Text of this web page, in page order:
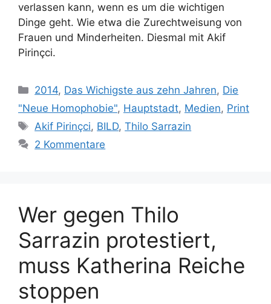
verlassen kann, wenn es um die wichtigen
Dinge geht. Wie etwa die Zurechtweisung von
Frauen und Minderheiten. Diesmal mit Akif
Pirinçci.
Kategorien
2014, Das Wichigste aus zehn Jahren, Die
"Neue Homophobie", Hauptstadt, Medien, Print
Schlagwörter
Akif Pirinçci, BILD,Thilo Sarrazin
2 Kommentare
Wer gegen Thilo
Sarrazin protestiert,
muss Katherina Reiche
stoppen